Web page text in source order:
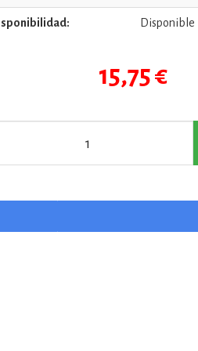
Disponible
15,75 €